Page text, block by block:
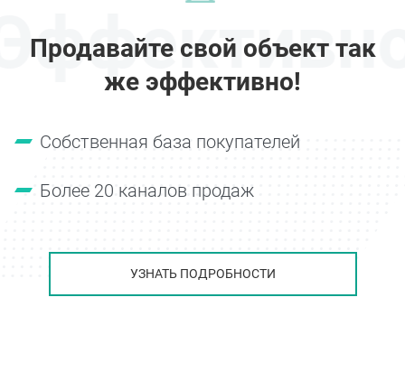
Продавайте свой объект так
же эффективно!
Собственная база покупателей
Более 20 каналов продаж
УЗНАТЬ ПОДРОБНОСТИ